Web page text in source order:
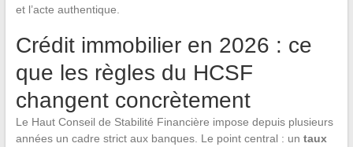
et l’acte authentique.
Crédit immobilier en 2026 : ce
que les règles du HCSF
changent concrètement
Le Haut Conseil de Stabilité Financière impose depuis plusieurs
années un cadre strict aux banques. Le point central : un taux